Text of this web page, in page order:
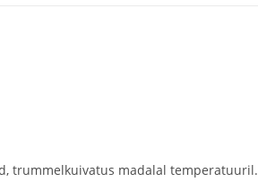
trummelkuivatus madalal temperatuuril.